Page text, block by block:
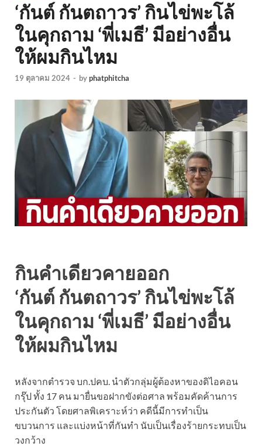
‘กันต์ กันตถาวร’ กินไข่พะโล้
ในคุกถาม ‘พี่เมธี’ มีอย่างอื่น
ให้ผมกินไหม
19 ตุลาคม 2024 - byphatphitcha
กินคำเดียวคายออก
‘กันต์ กันตถาวร’ กินไข่พะโล้
ในคุกถาม ‘พี่เมธี’ มีอย่างอื่น
ให้ผมกินไหม
หลังจากตำรวจ บก.ปคบ. นำตัวกลุ่มผู้ต้องหาของดิไอคอน
กรุ๊ป ทั้ง 17 คน มายื่นขอฝากขังต่อศาล พร้อมคัดค้านการ
ประกันตัว โดยศาลพิเคราะห์ว่า คดีนี้มีการทำเป็น
ขบวนการ และแบ่งหน้าที่กันทำ นับเป็นเรื่องร้ายกระทบเป็น
วงกว้าง